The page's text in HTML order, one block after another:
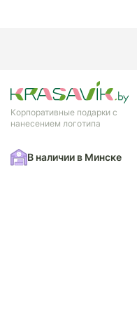
Корпоративные подарки с
нанесением логотипа
В наличии в Минске